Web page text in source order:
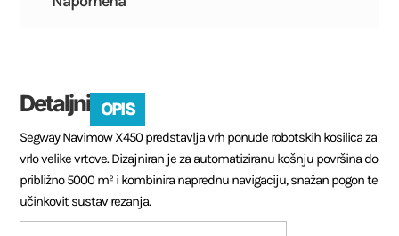
Detaljni OPIS
Segway Navimow X450 predstavlja vrh ponude robotskih kosilica za
vrlo velike vrtove. Dizajniran je za automatiziranu košnju površina do
približno 5000 m² i kombinira naprednu navigaciju, snažan pogon te
učinkovit sustav rezanja.